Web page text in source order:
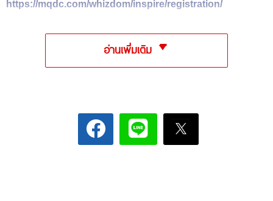
https://mqdc.com/whizdom/inspire/registration/
อ่านเพิ่มเติม